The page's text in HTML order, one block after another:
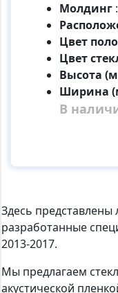
Молдинг:
Цвет
Цвет
Высота
Ширина
В
Здесь представлены
разработанные
2013-2017.
Мы предлагаем
акустической